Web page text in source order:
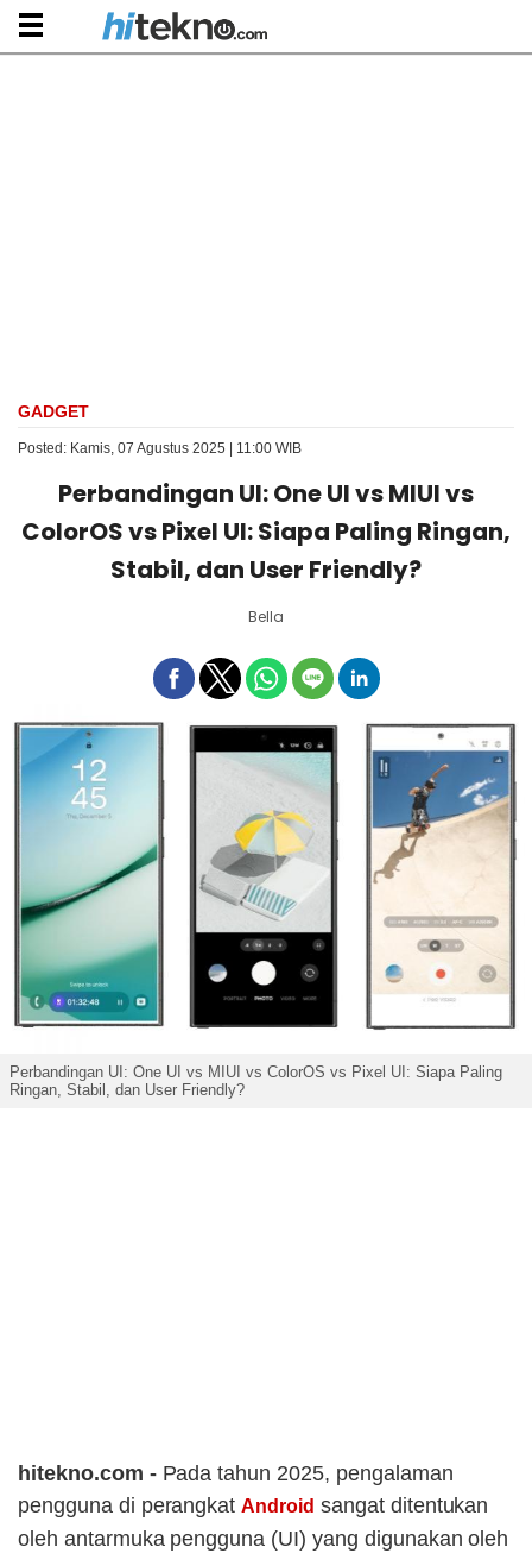
GADGET
Posted: Kamis, 07 Agustus 2025 | 11:00 WIB
Perbandingan UI: One UI vs MIUI vs
ColorOS vs Pixel UI: Siapa Paling Ringan,
Stabil, dan User Friendly?
Bella
Perbandingan UI: One UI vs MIUI vs ColorOS vs Pixel UI: Siapa Paling
Ringan, Stabil, dan User Friendly?
hitekno.com - Pada tahun 2025, pengalaman
pengguna di perangkatAndroid sangat ditentukan
oleh antarmuka pengguna (UI) yang digunakan oleh